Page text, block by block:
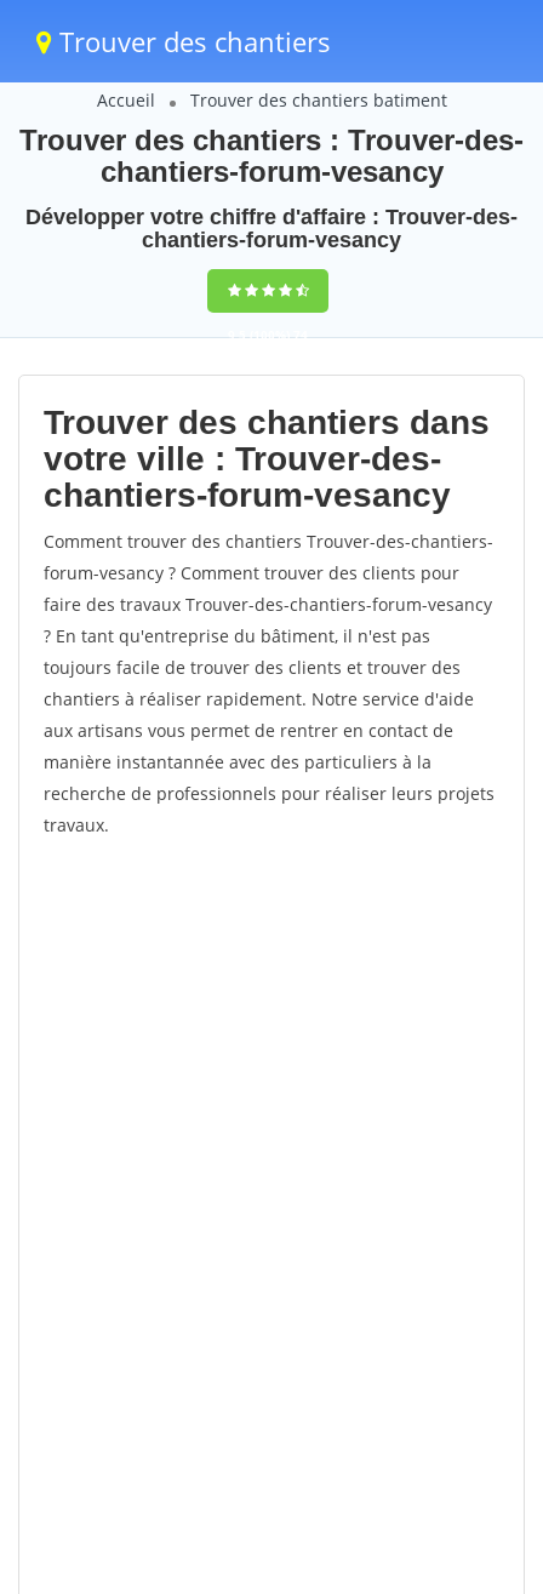
Trouver des chantiers
Accueil Trouver des chantiers batiment
Trouver des chantiers : Trouver-des-
chantiers-forum-vesancy
Développer votre chiffre d'affaire : Trouver-des-
chantiers-forum-vesancy
9,5(100%)74
votes
Trouver des chantiers dans
votre ville : Trouver-des-
chantiers-forum-vesancy
Comment trouver des chantiers Trouver-des-chantiers-
forum-vesancy ? Comment trouver des clients pour
faire des travaux Trouver-des-chantiers-forum-vesancy
? En tant qu'entreprise du bâtiment, il n'est pas
toujours facile de trouver des clients et trouver des
chantiers à réaliser rapidement. Notre service d'aide
aux artisans vous permet de rentrer en contact de
manière instantannée avec des particuliers à la
recherche de professionnels pour réaliser leurs projets
travaux.